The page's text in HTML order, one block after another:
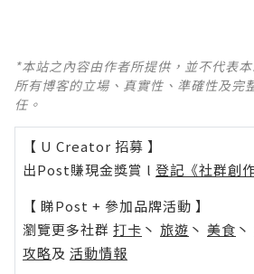
*本站之內容由作者所提供，並不代表
所有博客的立場、真實性、準確性及完
任。
【 U Creator 招募 】
出Post賺現金獎賞 l 登記《社群創
【 睇Post + 參加品牌活動 】
瀏覽更多社群 打卡 丶 旅遊 丶 美食 丶
攻略及 活動情報